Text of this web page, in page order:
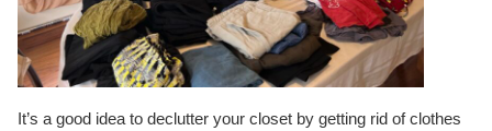
It’s a good idea to declutter your closet by getting rid of clothes